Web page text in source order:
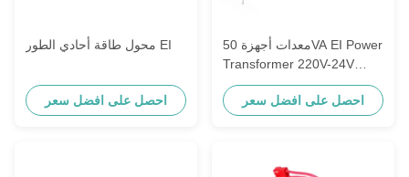
محول طاقة أحادي الطور EI
احصل على افضل سعر
معدات أجهزة 50VA EI Power
Transformer 220V-24V
2.08A
احصل على افضل سعر